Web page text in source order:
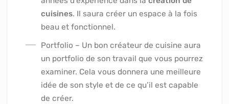
cuisines. Il saura créer un espace à la fois
beau et fonctionnel.
Portfolio – Un bon créateur de cuisine aura
un portfolio de son travail que vous pourrez
examiner. Cela vous donnera une meilleure
idée de son style et de ce qu’il est capable
de créer.